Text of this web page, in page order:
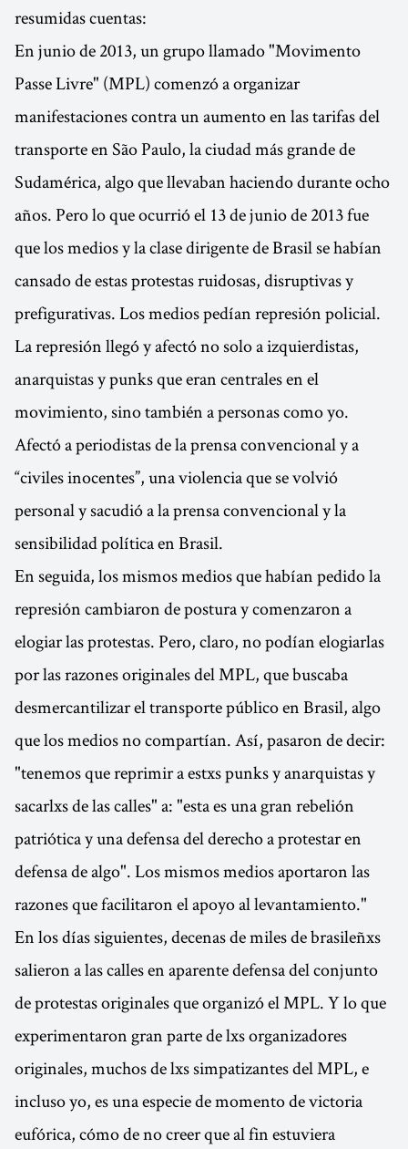
resumidas cuentas:
En junio de 2013, un grupo llamado "Movimento
Passe Livre" (MPL) comenzó a organizar
manifestaciones contra un aumento en las tarifas del
transporte en São Paulo, la ciudad más grande de
Sudamérica, algo que llevaban haciendo durante ocho
años. Pero lo que ocurrió el 13 de junio de 2013 fue
que los medios y la clase dirigente de Brasil se habían
cansado de estas protestas ruidosas, disruptivas y
prefigurativas. Los medios pedían represión policial.
La represión llegó y afectó no solo a izquierdistas,
anarquistas y punks que eran centrales en el
movimiento, sino también a personas como yo.
Afectó a periodistas de la prensa convencional y a
“civiles inocentes”, una violencia que se volvió
personal y sacudió a la prensa convencional y la
sensibilidad política en Brasil.
En seguida, los mismos medios que habían pedido la
represión cambiaron de postura y comenzaron a
elogiar las protestas. Pero, claro, no podían elogiarlas
por las razones originales del MPL, que buscaba
desmercantilizar el transporte público en Brasil, algo
que los medios no compartían. Así, pasaron de decir:
"tenemos que reprimir a estxs punks y anarquistas y
sacarlxs de las calles" a: "esta es una gran rebelión
patriótica y una defensa del derecho a protestar en
defensa de algo". Los mismos medios aportaron las
razones que facilitaron el apoyo al levantamiento."
En los días siguientes, decenas de miles de brasileñxs
salieron a las calles en aparente defensa del conjunto
de protestas originales que organizó el MPL. Y lo que
experimentaron gran parte de lxs organizadores
originales, muchos de lxs simpatizantes del MPL, e
incluso yo, es una especie de momento de victoria
eufórica, cómo de no creer que al fin estuviera